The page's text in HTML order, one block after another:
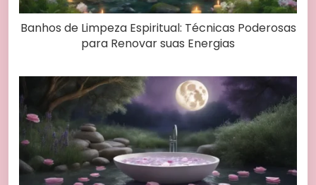
Banhos de Limpeza Espiritual: Técnicas Poderosas
para Renovar suas Energias